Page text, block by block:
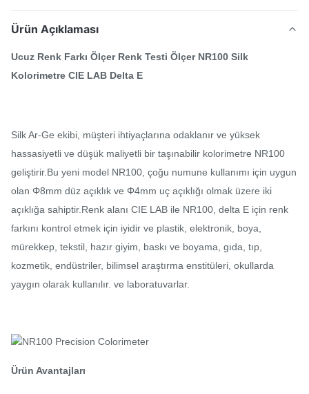
Ürün Açıklaması
Ucuz Renk Farkı Ölçer Renk Testi Ölçer NR100 Silk
Kolorimetre CIE LAB Delta E
Silk Ar-Ge ekibi, müşteri ihtiyaçlarına odaklanır ve yüksek
hassasiyetli ve düşük maliyetli bir taşınabilir kolorimetre NR100
geliştirir.Bu yeni model NR100, çoğu numune kullanımı için uygun
olan Φ8mm düz açıklık ve Φ4mm uç açıklığı olmak üzere iki
açıklığa sahiptir.Renk alanı CIE LAB ile NR100, delta E için renk
farkını kontrol etmek için iyidir ve plastik, elektronik, boya,
mürekkep, tekstil, hazır giyim, baskı ve boyama, gıda, tıp,
kozmetik, endüstriler, bilimsel araştırma enstitüleri, okullarda
yaygın olarak kullanılır. ve laboratuvarlar.
Ürün Avantajları